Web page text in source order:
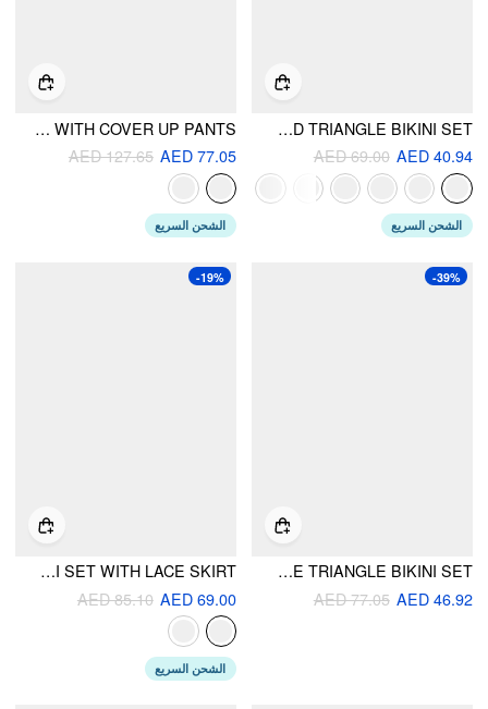
STARFISH CHAIN DETAIL KNOTTED TRIANGLE BIKINI SET
AED 40.94
AED 69.00
الشحن السريع
HALTER NECKLINE METAL DETAIL TIE SIDE BIKINI SET WITH COVER UP PANTS
AED 77.05
AED 127.65
الشحن السريع
-39%
HALTER NECKLINE FLOWER DETAIL TIE SIDE TRIANGLE BIKINI SET
AED 46.92
AED 77.05
-19%
HALTER NECKLINE LACE TRIANGLE BIKINI SET WITH LACE SKIRT
AED 69.00
AED 85.10
الشحن السريع